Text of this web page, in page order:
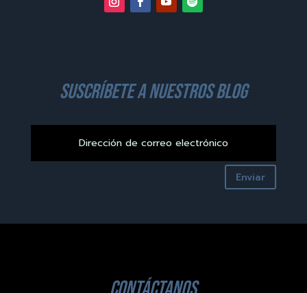
suscríbete a nuestros blog
Enviar